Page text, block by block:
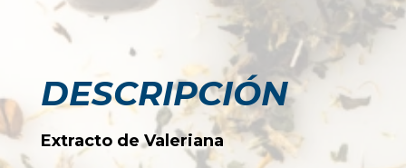
DESCRIPCIÓN
Extracto de Valeriana